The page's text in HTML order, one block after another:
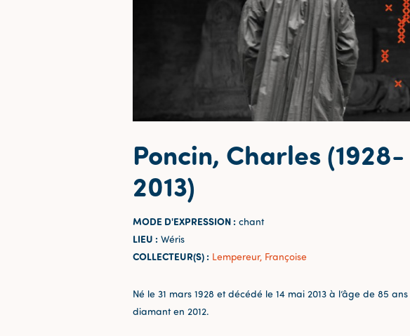
Poncin, Charles (1928-
2013)
MODE D'EXPRESSION : chant
LIEU : Wéris
COLLECTEUR(S) : Lempereur, Françoise
Né le 31 mars 1928 et décédé le 14 mai 2013 à l’âge de 85
diamant en 2012.